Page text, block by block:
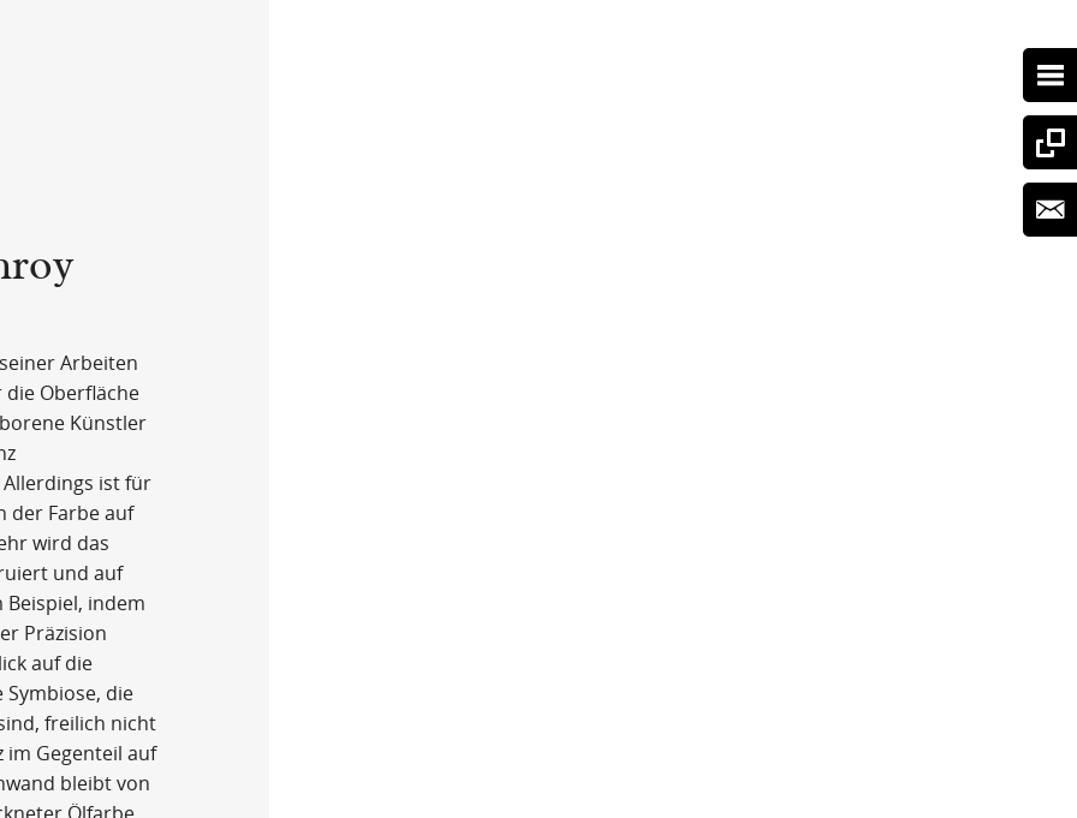
Arbeiten
Oberfläche
Künstler
Allerdings ist für
der Farbe auf
wird das
und auf
indem
Präzision
auf die
Symbiose, die
freilich nicht
Gegenteil auf
bleibt von